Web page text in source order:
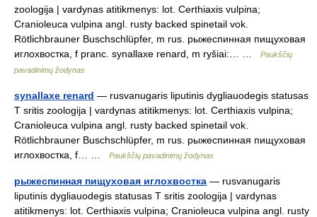
zoologija | vardynas atitikmenys: lot. Certhiaxis vulpina;
Cranioleuca vulpina angl. rusty backed spinetail vok.
Rötlichbrauner Buschschlüpfer, m rus. рыжеспинная пищуховая
иглохвостка, f pranc. synallaxe renard, m ryšiai:… …
Paukščių
pavadinimų žodynas
synallaxe renard — rusvanugaris liputinis dygliauodegis statusas
T sritis zoologija | vardynas atitikmenys: lot. Certhiaxis vulpina;
Cranioleuca vulpina angl. rusty backed spinetail vok.
Rötlichbrauner Buschschlüpfer, m rus. рыжеспинная пищуховая
иглохвостка, f… …
Paukščių pavadinimų žodynas
рыжеспинная пищуховая иглохвостка — rusvanugaris
liputinis dygliauodegis statusas T sritis zoologija | vardynas
atitikmenys: lot. Certhiaxis vulpina; Cranioleuca vulpina angl. rusty